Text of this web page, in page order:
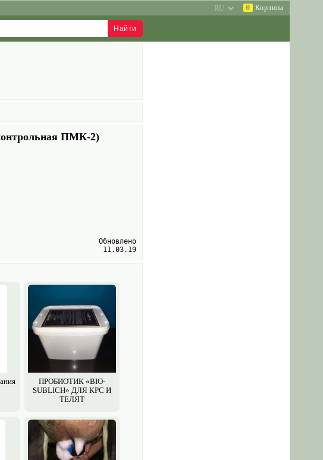
0 Корзина
ПМК-2)
Обновлено
11.03.19
ПРОБИОТИК «BIO-
SUBLICH» ДЛЯ КРС И
ТЕЛЯТ